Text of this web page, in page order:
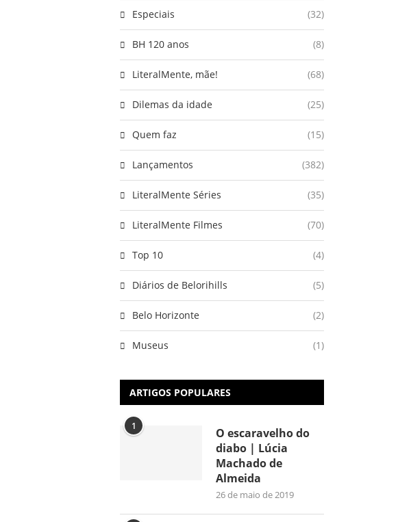
Especiais (32)
BH 120 anos (8)
LiteralMente, mãe! (68)
Dilemas da idade (25)
Quem faz (15)
Lançamentos (382)
LiteralMente Séries (35)
LiteralMente Filmes (70)
Top 10 (4)
Diários de Belorihills (5)
Belo Horizonte (2)
Museus (1)
ARTIGOS POPULARES
1
O escaravelho do
diabo | Lúcia
Machado de
Almeida
26 de maio de 2019